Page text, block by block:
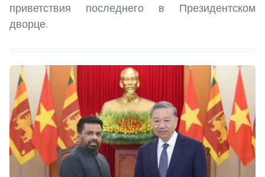
приветствия последнего в Президентском
дворце.